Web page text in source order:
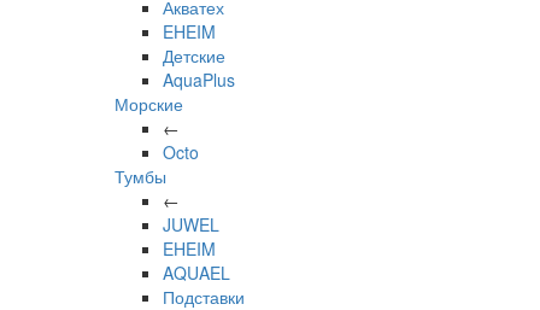
Акватех
EHEIM
Детские
AquaPlus
Морские
←
Octo
Тумбы
←
JUWEL
EHEIM
AQUAEL
Подставки